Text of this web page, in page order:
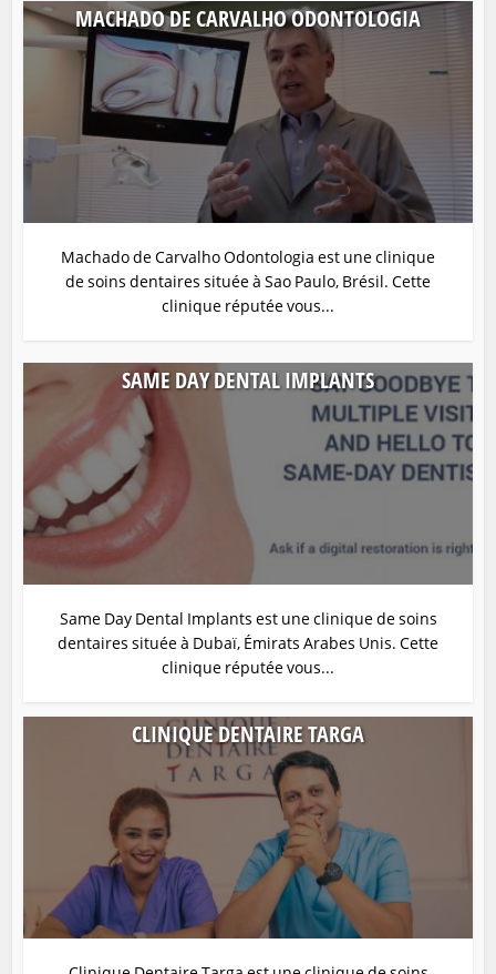
MACHADO DE CARVALHO ODONTOLOGIA
Machado de Carvalho Odontologia est une clinique
de soins dentaires située à Sao Paulo, Brésil. Cette
clinique réputée vous...
SAME DAY DENTAL IMPLANTS
Same Day Dental Implants est une clinique de soins
dentaires située à Dubaï, Émirats Arabes Unis. Cette
clinique réputée vous...
CLINIQUE DENTAIRE TARGA